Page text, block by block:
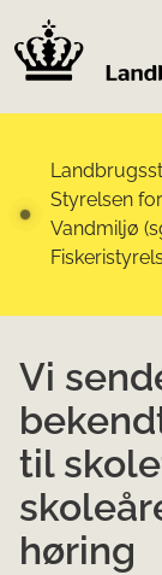
Styrelsen
Vandmiljø
Vi
til
høring